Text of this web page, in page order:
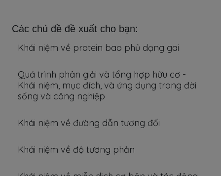
Các chủ đề đề xuất cho bạn:
Khái niệm về protein bao phủ dạng gai
Quá trình phân giải và tổng hợp hữu cơ -
Khái niệm, mục đích, và ứng dụng trong đời
sống và công nghiệp
Khái niệm về đường dẫn tương đối
Khái niệm về độ tương phản